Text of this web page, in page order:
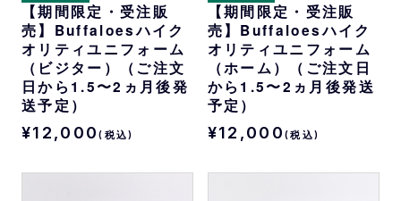
【期間限定・受注販
売】Buffaloesハイク
オリティユニフォーム
（ビジター）（ご注文
日から1.5〜2ヵ月後発
送予定）
¥12,000(税込)
【期間限定・受注販
売】Buffaloesハイク
オリティユニフォーム
（ホーム）（ご注文日
から1.5〜2ヵ月後発送
予定）
¥12,000(税込)